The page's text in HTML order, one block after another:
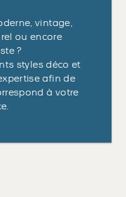
vintage,
ou encore
?
styles déco et
afin de
à votre